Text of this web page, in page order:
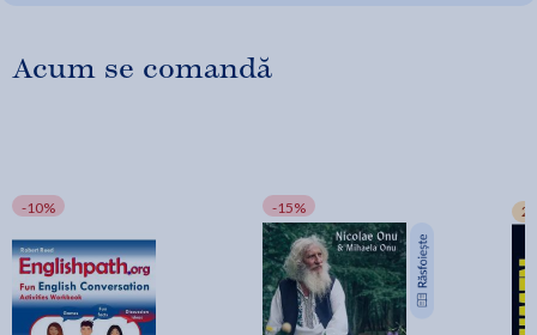
Acum se comandă
-10% -15%